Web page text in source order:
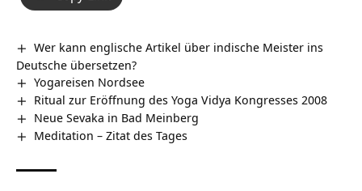
Wer kann englische Artikel über indische Meister ins
Deutsche übersetzen?
Yogareisen Nordsee
Ritual zur Eröffnung des Yoga Vidya Kongresses 2008
Neue Sevaka in Bad Meinberg
Meditation – Zitat des Tages